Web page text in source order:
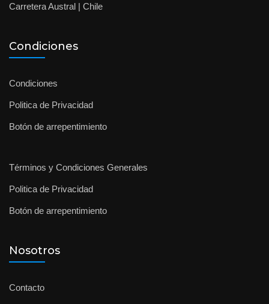
Carretera Austral | Chile
Condiciones
Condiciones
Politica de Privacidad
Botón de arrepentimiento
Términos y Condiciones Generales
Politica de Privacidad
Botón de arrepentimiento
Nosotros
Contacto